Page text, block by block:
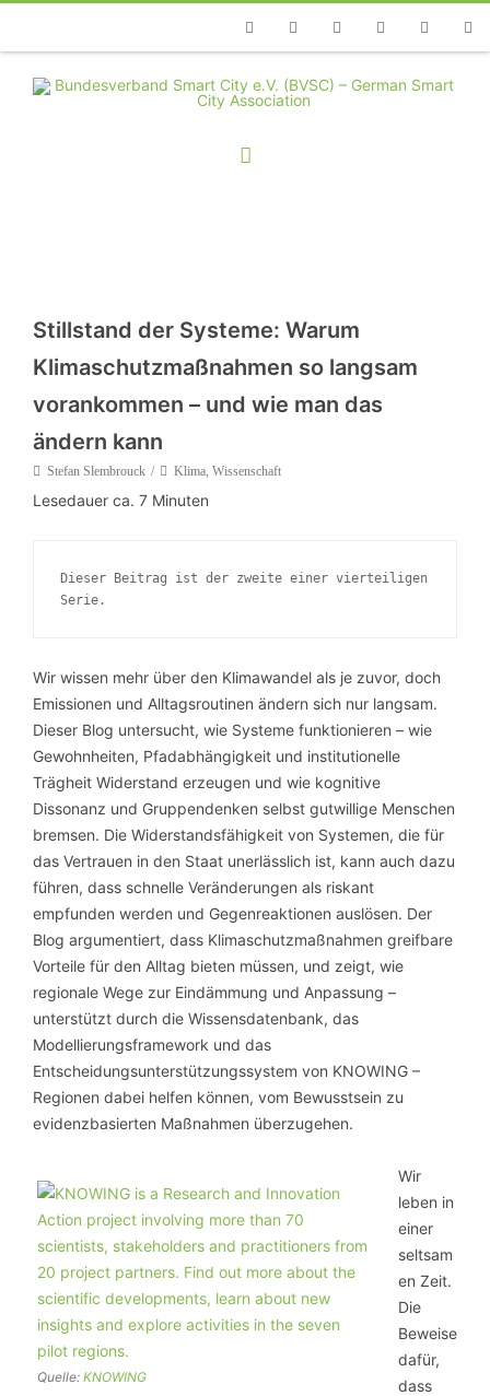
TelefonFacebookTwitterYoutubeInstagramLinkedin
Stillstand der Systeme: Warum
Klimaschutzmaßnahmen so langsam
vorankommen – und wie man das
ändern kann
Stefan Slembrouck Klima, Wissenschaft
Lesedauer ca. 7 Minuten
Dieser Beitrag ist der zweite einer vierteiligen
Serie.
Wir wissen mehr über den Klimawandel als je zuvor, doch
Emissionen und Alltagsroutinen ändern sich nur langsam.
Dieser Blog untersucht, wie Systeme funktionieren – wie
Gewohnheiten, Pfadabhängigkeit und institutionelle
Trägheit Widerstand erzeugen und wie kognitive
Dissonanz und Gruppendenken selbst gutwillige Menschen
bremsen. Die Widerstandsfähigkeit von Systemen, die für
das Vertrauen in den Staat unerlässlich ist, kann auch dazu
führen, dass schnelle Veränderungen als riskant
empfunden werden und Gegenreaktionen auslösen. Der
Blog argumentiert, dass Klimaschutzmaßnahmen greifbare
Vorteile für den Alltag bieten müssen, und zeigt, wie
regionale Wege zur Eindämmung und Anpassung –
unterstützt durch die Wissensdatenbank, das
Modellierungsframework und das
Entscheidungsunterstützungssystem von KNOWING –
Regionen dabei helfen können, vom Bewusstsein zu
evidenzbasierten Maßnahmen überzugehen.
Quelle: KNOWING
Wir
leben in
einer
seltsam
en Zeit.
Die
Beweise
dafür,
dass